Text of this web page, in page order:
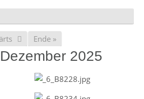
Ende »
2025